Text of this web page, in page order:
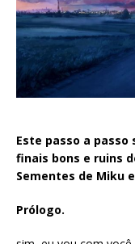
Este passo a passo
finais bons e ruins
Sementes de Miku
Prólogo.